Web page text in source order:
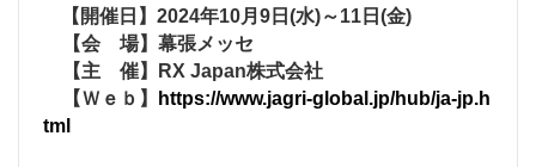
【開催日】 2024年10月9日(水)～11日(金)
【会 場】 幕張メッセ
【主 催】
RX Japan株式会社
【Ｗｅｂ】
https://www.jagri-global.jp/hub/ja-jp.h
tml